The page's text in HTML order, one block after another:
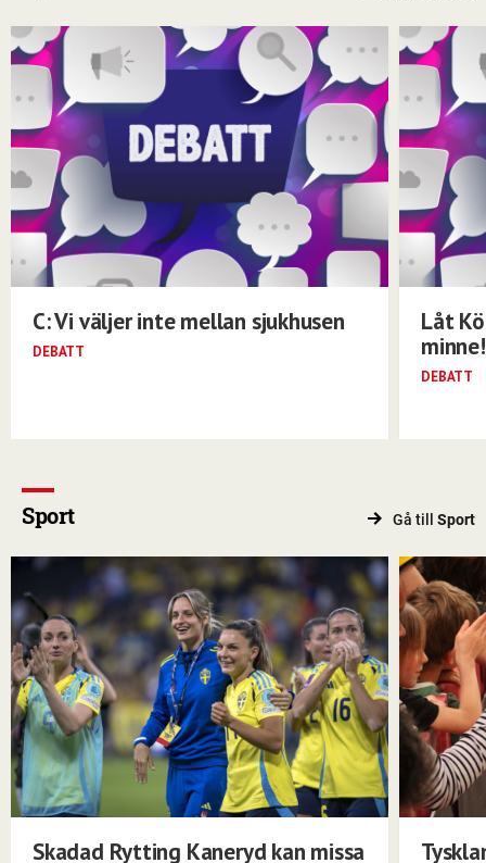
C: Vi väljer inte mellan sjukhusen
DEBATT
Låt
minne!
DEBATT
Sport Gå till Sport
Skadad Rytting Kaneryd kan missa